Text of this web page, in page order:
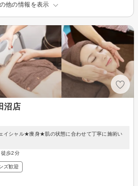
他の情報を表示
沼店
イシャル★痩身★肌の状態に合わせて丁寧に施術い
徒歩2分
ズ歓迎